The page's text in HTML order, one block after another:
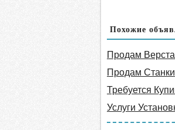
Похожие
Продам
Продам
Требуется
Услуги